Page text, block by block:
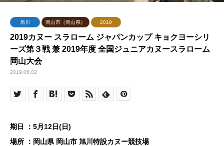
旭川 岡山市（岡山県） 2019
2019カヌー スラローム ジャパンカップ キョクヨーシリ
ーズ第３戦 兼 2019年度 全国ジュニアカヌースラローム
岡山大会
2019.06.02
期日 ：5月12日(日)
場所 ：岡山県 岡山市 旭川特設カヌー競技場